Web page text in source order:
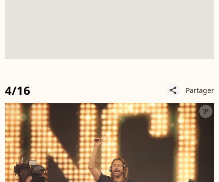
4/16 share Partager